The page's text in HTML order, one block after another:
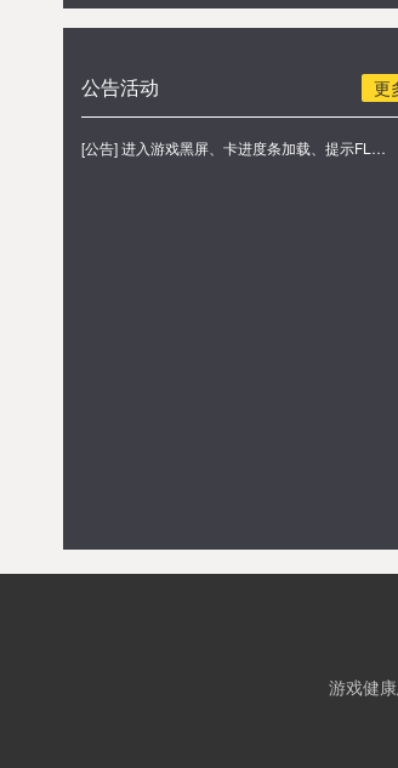
GM秦美人
08-07 17:00
多
多
GM横扫天下3D
多
GM蜀山3D
08-05 15:00
多
>> 点击进入游戏
更
公告活动
[公告] 进入游戏黑屏、卡进度条加载、提示FLASH无法加载解决办法
游戏健